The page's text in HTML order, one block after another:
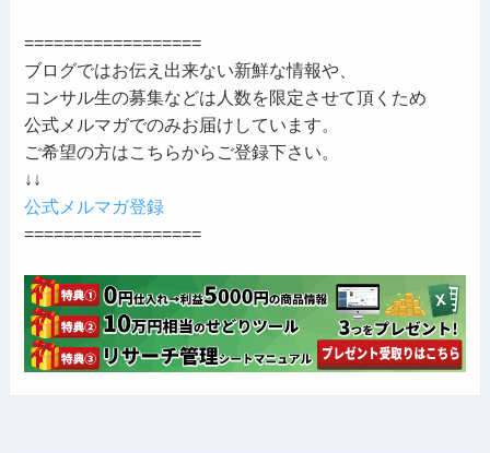
==================
ブログではお伝え出来ない新鮮な情報や、
コンサル生の募集などは人数を限定させて頂くため
公式メルマガでのみお届けしています。
ご希望の方はこちらからご登録下さい。
↓↓
公式メルマガ登録
==================